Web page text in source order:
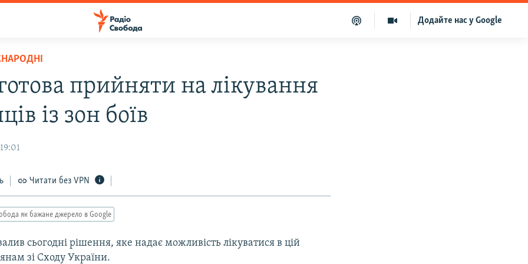
Додайте нас у Google
прийняти на лікування
із зон боїв
Читати без VPN
як бажане джерело в Google
сьогодні рішення, яке надає можливість лікуватися в цій
зі Сходу України.